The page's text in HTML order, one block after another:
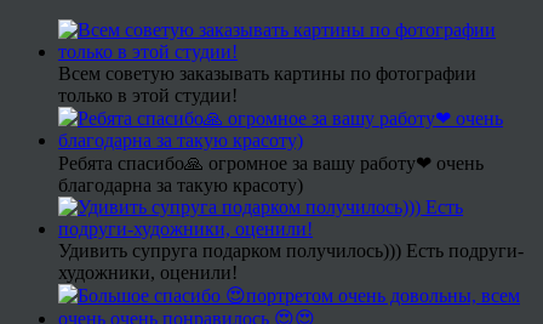
Всем советую заказывать картины по фотографии
только в этой студии!
Ребята спасибо🙏 огромное за вашу работу❤ очень
благодарна за такую красоту)
Удивить супруга подарком получилось))) Есть подруги-
художники, оценили!